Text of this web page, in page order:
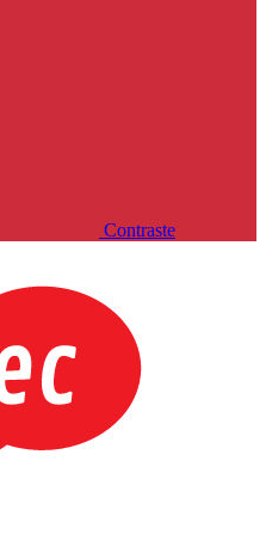
Contraste